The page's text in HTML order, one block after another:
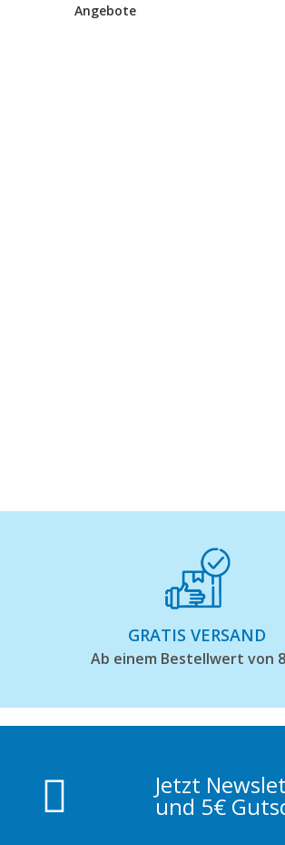
Angebote
GRATIS VERSAND
Ab einem Bestellwert von
Jetzt
und 5€